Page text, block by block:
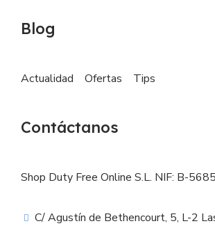
Blog
Actualidad Ofertas Tips
Contáctanos
Shop Duty Free Online S.L. NIF: B-
C/ Agustín de Bethencourt, 5, L-2